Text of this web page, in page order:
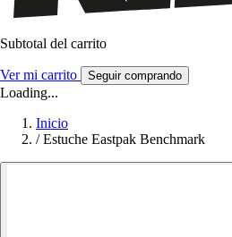
Subtotal del carrito
Ver mi carrito Seguir comprando
Loading...
Inicio
/ Estuche Eastpak Benchmark